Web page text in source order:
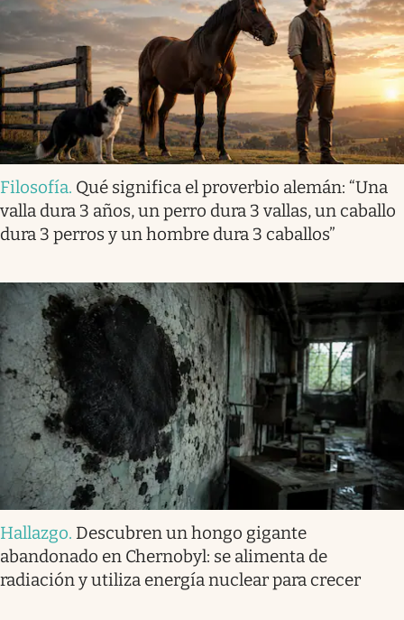
Filosofía. Qué significa el proverbio alemán: “Una
valla dura 3 años, un perro dura 3 vallas, un caballo
dura 3 perros y un hombre dura 3 caballos”
Hallazgo. Descubren un hongo gigante
abandonado en Chernobyl: se alimenta de
radiación y utiliza energía nuclear para crecer